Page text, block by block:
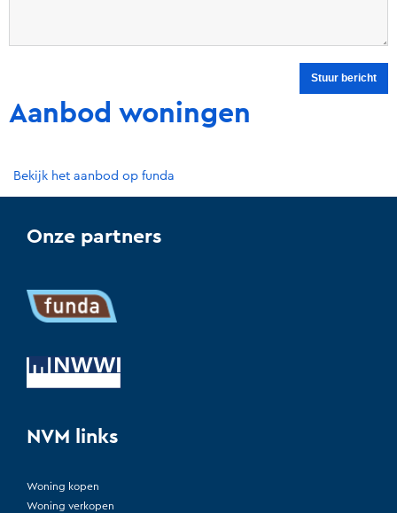
Aanbod woningen
Bekijk het aanbod op funda
Onze partners
NVM links
Woning kopen
Woning verkopen